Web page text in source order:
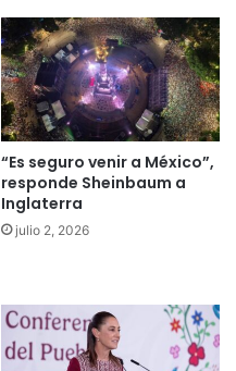
“Es seguro venir a México”,
responde Sheinbaum a
Inglaterra
julio 2, 2026